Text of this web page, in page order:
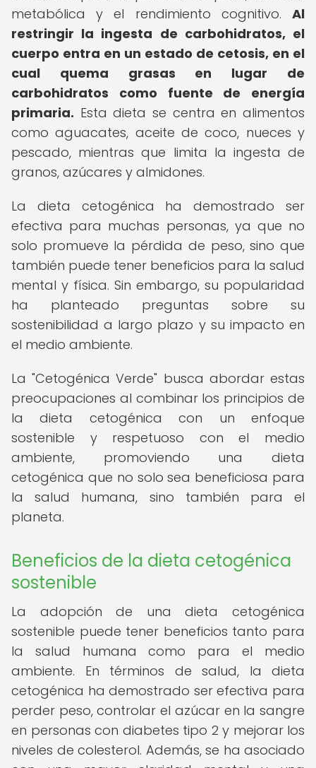
metabólica y el rendimiento cognitivo. Al
restringir la ingesta de carbohidratos, el
cuerpo entra en un estado de cetosis, en el
cual quema grasas en lugar de
carbohidratos como fuente de energía
primaria. Esta dieta se centra en alimentos
como aguacates, aceite de coco, nueces y
pescado, mientras que limita la ingesta de
granos, azúcares y almidones.
La dieta cetogénica ha demostrado ser
efectiva para muchas personas, ya que no
solo promueve la pérdida de peso, sino que
también puede tener beneficios para la salud
mental y física. Sin embargo, su popularidad
ha planteado preguntas sobre su
sostenibilidad a largo plazo y su impacto en
el medio ambiente.
La "Cetogénica Verde" busca abordar estas
preocupaciones al combinar los principios de
la dieta cetogénica con un enfoque
sostenible y respetuoso con el medio
ambiente, promoviendo una dieta
cetogénica que no solo sea beneficiosa para
la salud humana, sino también para el
planeta.
Beneficios de la dieta cetogénica
sostenible
La adopción de una dieta cetogénica
sostenible puede tener beneficios tanto para
la salud humana como para el medio
ambiente. En términos de salud, la dieta
cetogénica ha demostrado ser efectiva para
perder peso, controlar el azúcar en la sangre
en personas con diabetes tipo 2 y mejorar los
niveles de colesterol. Además, se ha asociado